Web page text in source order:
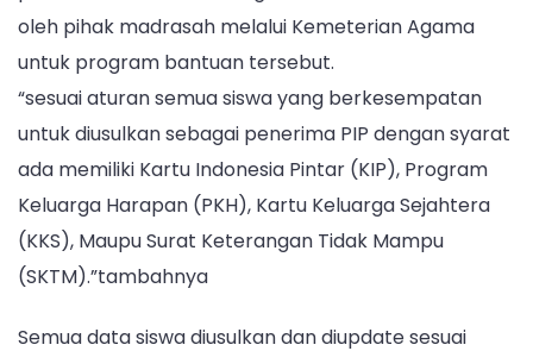
oleh pihak madrasah melalui Kemeterian Agama
untuk program bantuan tersebut.
“sesuai aturan semua siswa yang berkesempatan
untuk diusulkan sebagai penerima PIP dengan syarat
ada memiliki Kartu Indonesia Pintar (KIP), Program
Keluarga Harapan (PKH), Kartu Keluarga Sejahtera
(KKS), Maupu Surat Keterangan Tidak Mampu
(SKTM).”tambahnya
Semua data siswa diusulkan dan diupdate sesuai